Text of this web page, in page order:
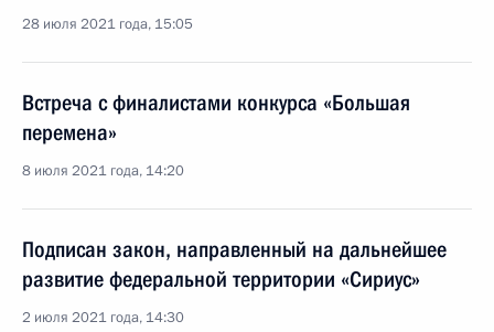
28 июля 2021 года, 15:05
Встреча с финалистами конкурса «Большая
перемена»
8 июля 2021 года, 14:20
Подписан закон, направленный на дальнейшее
развитие федеральной территории «Сириус»
2 июля 2021 года, 14:30